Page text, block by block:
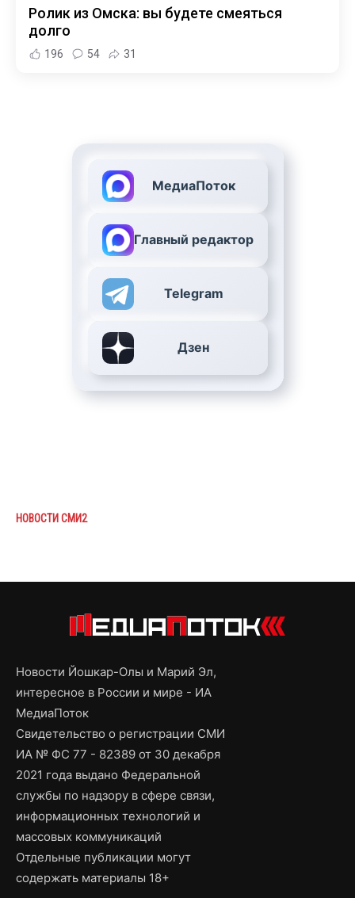
Ролик из Омска: вы будете смеяться
долго
196 54 31
МедиаПоток
Главный редактор
Telegram
Дзен
НОВОСТИ СМИ2
Новости Йошкар-Олы и Марий Эл,
интересное в России и мире - ИА
МедиаПоток
Свидетельство о регистрации СМИ
ИА № ФС 77 - 82389 от 30 декабря
2021 года выдано Федеральной
службы по надзору в сфере связи,
информационных технологий и
массовых коммуникаций
Отдельные публикации могут
содержать материалы 18+